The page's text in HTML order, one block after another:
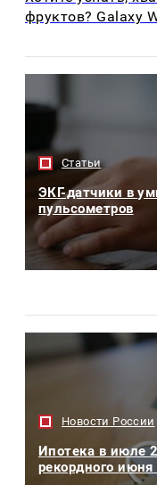
фруктов? Galaxy
Статьи
ЭКГ-датчики в
пульсометров
Новости России
Ипотека в июле
рекордного